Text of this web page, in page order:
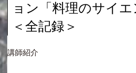
ョン「料理のサイエ
＜全記録＞
講師紹介